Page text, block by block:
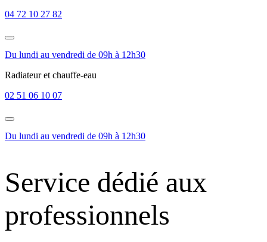
04 72 10 27 82
Du lundi au vendredi de 09h à 12h30
Radiateur et chauffe-eau
02 51 06 10 07
Du lundi au vendredi de 09h à 12h30
Service dédié aux
professionnels